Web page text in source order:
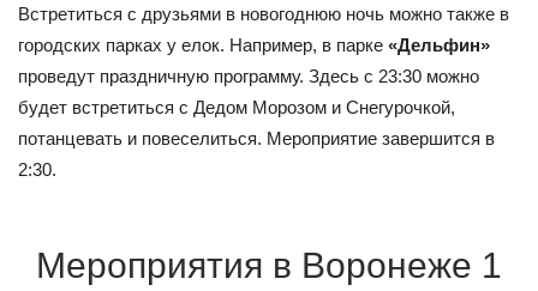
Встретиться с друзьями в новогоднюю ночь можно также в
городских парках у елок. Например, в парке «Дельфин»
проведут праздничную программу. Здесь с 23:30 можно
будет встретиться с Дедом Морозом и Снегурочкой,
потанцевать и повеселиться. Мероприятие завершится в
2:30.
Мероприятия в Воронеже 1